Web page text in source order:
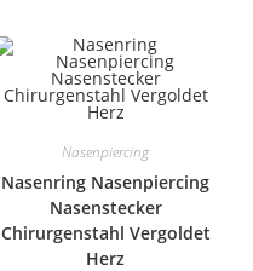
Nasenpiercing
Nasenring Nasenpiercing
Nasenstecker
Chirurgenstahl Vergoldet
Herz